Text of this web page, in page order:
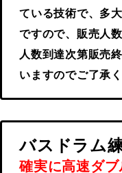
ている技術で、多
ですので、販売人
人数到達次第販売
いますのでご了承く
バスドラム
確実に高速ダ